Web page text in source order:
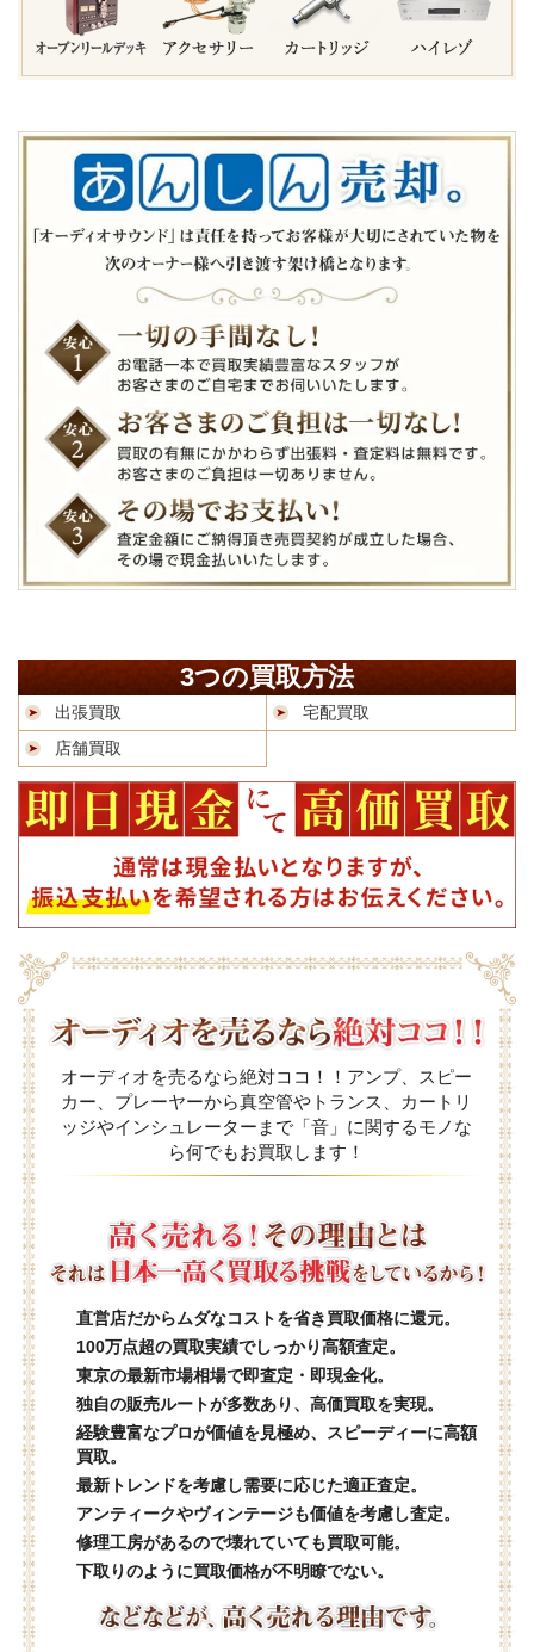
3つの買取方法
出張買取
宅配買取
店舗買取
オーディオを売るなら絶対ココ！！アンプ、スピー
カー、プレーヤーから真空管やトランス、カートリ
ッジやインシュレーターまで「音」に関するモノな
ら何でもお買取します！
直営店だからムダなコストを省き買取価格に還元。
100万点超の買取実績でしっかり高額査定。
東京の最新市場相場で即査定・即現金化。
独自の販売ルートが多数あり、高価買取を実現。
経験豊富なプロが価値を見極め、スピーディーに高額
買取。
最新トレンドを考慮し需要に応じた適正査定。
アンティークやヴィンテージも価値を考慮し査定。
修理工房があるので壊れていても買取可能。
下取りのように買取価格が不明瞭でない。